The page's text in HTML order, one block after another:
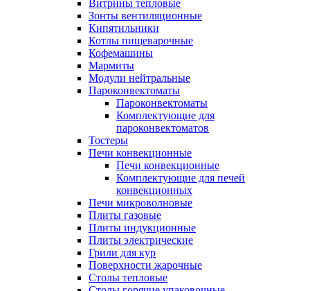
Витрины тепловые
Зонты вентиляционные
Кипятильники
Котлы пищеварочные
Кофемашины
Мармиты
Модули нейтральные
Пароконвектоматы
Пароконвектоматы
Комплектующие для
пароконвектоматов
Тостеры
Печи конвекционные
Печи конвекционные
Комплектующие для печей
конвекционных
Печи микроволновые
Плиты газовые
Плиты индукционные
Плиты электрические
Грили для кур
Поверхности жарочные
Столы тепловые